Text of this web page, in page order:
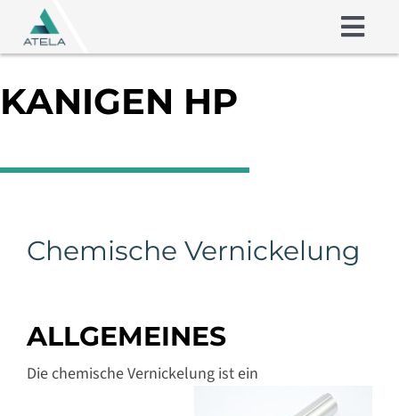
content
Kompetenzen
KANIGEN HP
Chemische Vernickelung
ALLGEMEINES
Die chemische Vernickelung ist ein